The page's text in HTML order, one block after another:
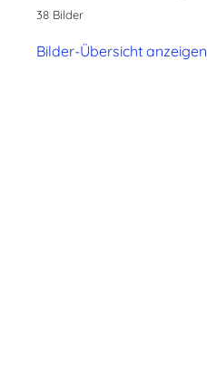
38 Bilder
Bilder-Übersicht anzeigen